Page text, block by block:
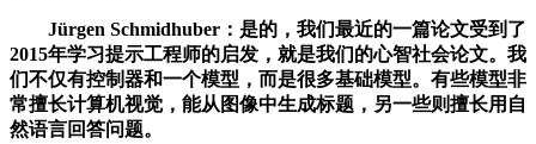
Jürgen Schmidhuber：是的，我们最近的一篇论文受到了
2015年学习提示工程师的启发，就是我们的心智社会论文。我
们不仅有控制器和一个模型，而是很多基础模型。有些模型非
常擅长计算机视觉，能从图像中生成标题，另一些则擅长用自
然语言回答问题。